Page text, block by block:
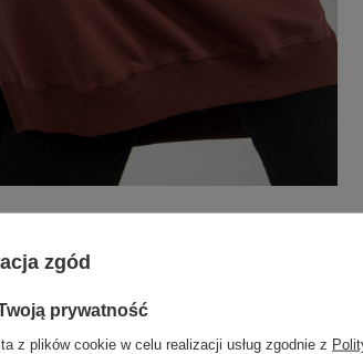
zgód
prywatność
z plików cookie w celu realizacji usług zgodnie z